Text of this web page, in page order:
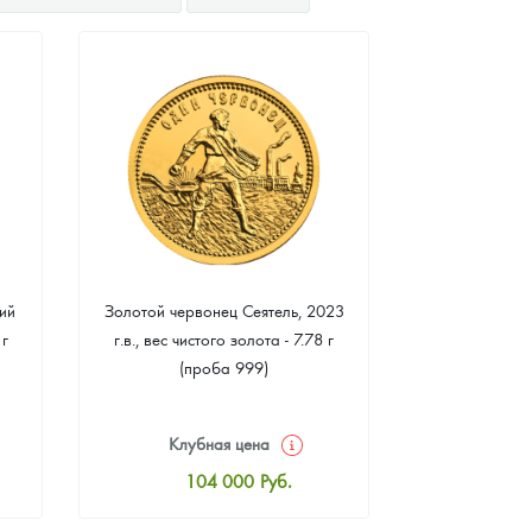
Золотой червонец Сеятель, 2023
г.в., вес чистого золота - 7.78 г
(проба 999)
Клубная цена
104 000 Руб.